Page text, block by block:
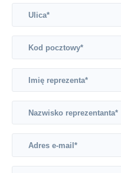
Ulica*
Kod pocztowy*
Imię reprezenta*
Nazwisko reprezentanta*
Adres e-mail*